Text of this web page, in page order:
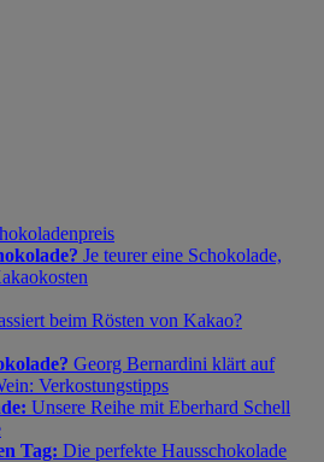
Je teurer eine Schokolade,
beim Rösten von Kakao?
Georg Bernardini klärt auf
Unsere Reihe mit Eberhard Schell
Tag: Die perfekte Hausschokolade